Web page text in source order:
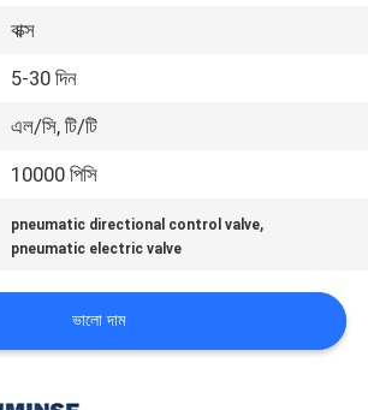
বাক্স
5-30 দিন
এল/সি, টি/টি
10000 পিসি
pneumatic directional control valve,
pneumatic electric valve
ভালো দাম